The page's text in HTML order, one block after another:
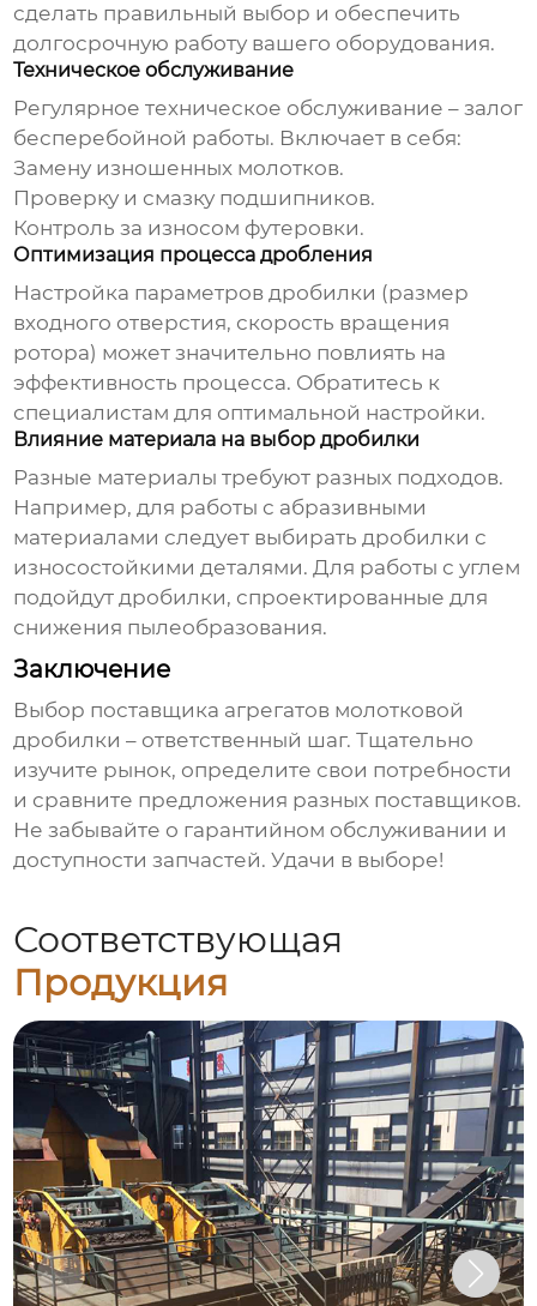
сделать правильный выбор и обеспечить
долгосрочную работу вашего оборудования.
Техническое обслуживание
Регулярное техническое обслуживание – залог
бесперебойной работы. Включает в себя:
Замену изношенных молотков.
Проверку и смазку подшипников.
Контроль за износом футеровки.
Оптимизация процесса дробления
Настройка параметров дробилки (размер
входного отверстия, скорость вращения
ротора) может значительно повлиять на
эффективность процесса. Обратитесь к
специалистам для оптимальной настройки.
Влияние материала на выбор дробилки
Разные материалы требуют разных подходов.
Например, для работы с абразивными
материалами следует выбирать дробилки с
износостойкими деталями. Для работы с углем
подойдут дробилки, спроектированные для
снижения пылеобразования.
Заключение
Выбор поставщика агрегатов молотковой
дробилки – ответственный шаг. Тщательно
изучите рынок, определите свои потребности
и сравните предложения разных поставщиков.
Не забывайте о гарантийном обслуживании и
доступности запчастей. Удачи в выборе!
Соответствующая
Продукция